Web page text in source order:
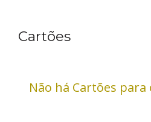
Cartões
Não há Cartões para